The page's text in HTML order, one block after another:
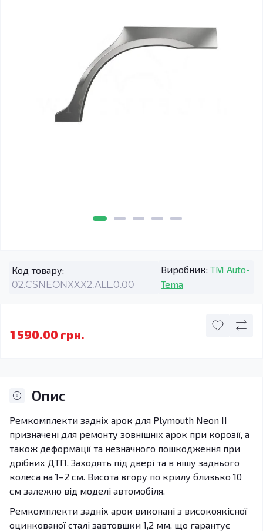
Код товару:
02.CSNEONXXX2.ALL.0.00
Виробник: TM Auto-
Tema
1 590.00 грн.
Опис
Ремкомплекти задніх арок для Plymouth Neon II
призначені для ремонту зовнішніх арок при корозії, а
також деформації та незначного пошкодження при
дрібних ДТП. Заходять під двері та в нішу заднього
колеса на 1–2 см. Висота вгору по крилу близько 10
см залежно від моделі автомобіля.
Ремкомплекти задніх арок виконані з високоякісної
оцинкованої сталі завтовшки 1,2 мм, що гарантує